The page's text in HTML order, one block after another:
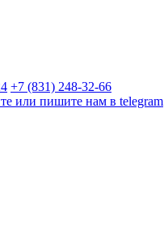
+7 (831) 248-32-66
или пишите нам в telegram